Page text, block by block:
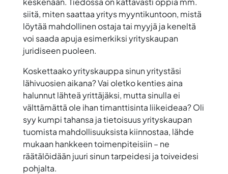
siitä, miten saattaa yritys myyntikuntoon, mistä
löytää mahdollinen ostaja tai myyjä ja keneltä
voi saada apuja esimerkiksi yrityskaupan
juridiseen puoleen.
Koskettaako yrityskauppa sinun yritystäsi
lähivuosien aikana? Vai oletko kenties aina
halunnut lähteä yrittäjäksi, mutta sinulla ei
välttämättä ole ihan timanttisinta liikeideaa? Oli
syy kumpi tahansa ja tietoisuus yrityskaupan
tuomista mahdollisuuksista kiinnostaa, lähde
mukaan hankkeen toimenpiteisiin – ne
räätälöidään juuri sinun tarpeidesi ja toiveidesi
pohjalta.